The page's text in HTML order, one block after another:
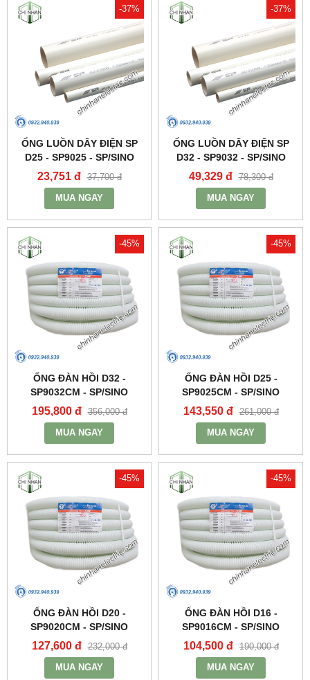
-37%
ỐNG LUỒN DÂY ĐIỆN SP
D25 - SP9025 - SP/SINO
23,751 đ 37,700 đ
MUA NGAY
-37%
ỐNG LUỒN DÂY ĐIỆN SP
D32 - SP9032 - SP/SINO
49,329 đ 78,300 đ
MUA NGAY
-45%
ỐNG ĐÀN HỒI D32 -
SP9032CM - SP/SINO
195,800 đ 356,000 đ
MUA NGAY
-45%
ỐNG ĐÀN HỒI D25 -
SP9025CM - SP/SINO
143,550 đ 261,000 đ
MUA NGAY
-45%
ỐNG ĐÀN HỒI D20 -
SP9020CM - SP/SINO
127,600 đ 232,000 đ
MUA NGAY
-45%
ỐNG ĐÀN HỒI D16 -
SP9016CM - SP/SINO
104,500 đ 190,000 đ
MUA NGAY